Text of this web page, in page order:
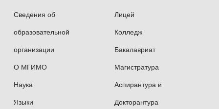
Сведения об
образовательной
организации
О МГИМО
Наука
Языки
Лицей
Колледж
Бакалавриат
Магистратура
Аспирантура и
Докторантура